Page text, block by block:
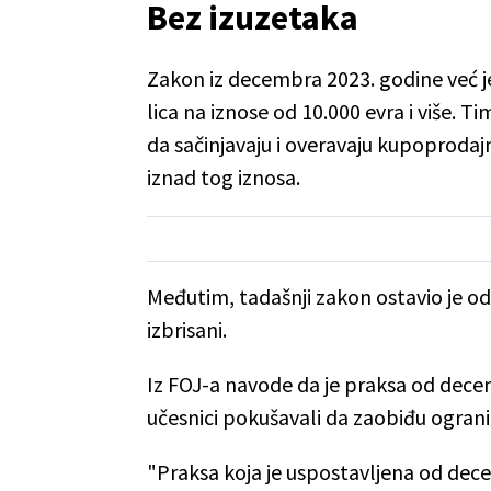
Bez izuzetaka
Zakon iz decembra 2023. godine
lica na iznose od 10.000 evra i više.
da sačinjavaju i overavaju
iznad tog iznosa.
Međutim, tadašnji zakon ostavio je
izbrisani.
Iz FOJ-a navode da je praksa od
učesnici pokušavali da zaobiđu
"Praksa koja je uspostavljena od